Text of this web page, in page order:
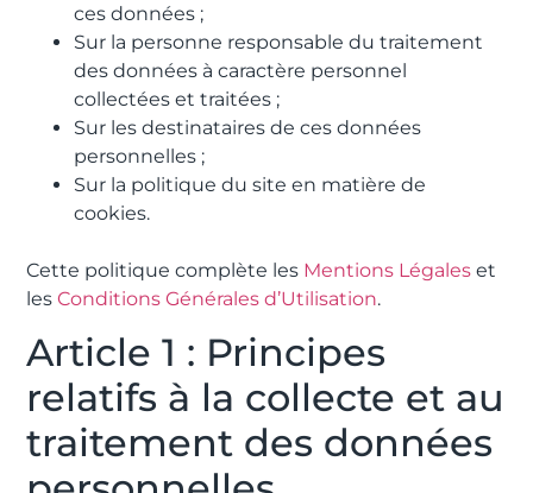
ces données ;
Sur la personne responsable du traitement
des données à caractère personnel
collectées et traitées ;
Sur les destinataires de ces données
personnelles ;
Sur la politique du site en matière de
cookies.
Cette politique complète les Mentions Légales et
lesConditions Générales d’Utilisation.
Article 1 : Principes
relatifs à la collecte et au
traitement des données